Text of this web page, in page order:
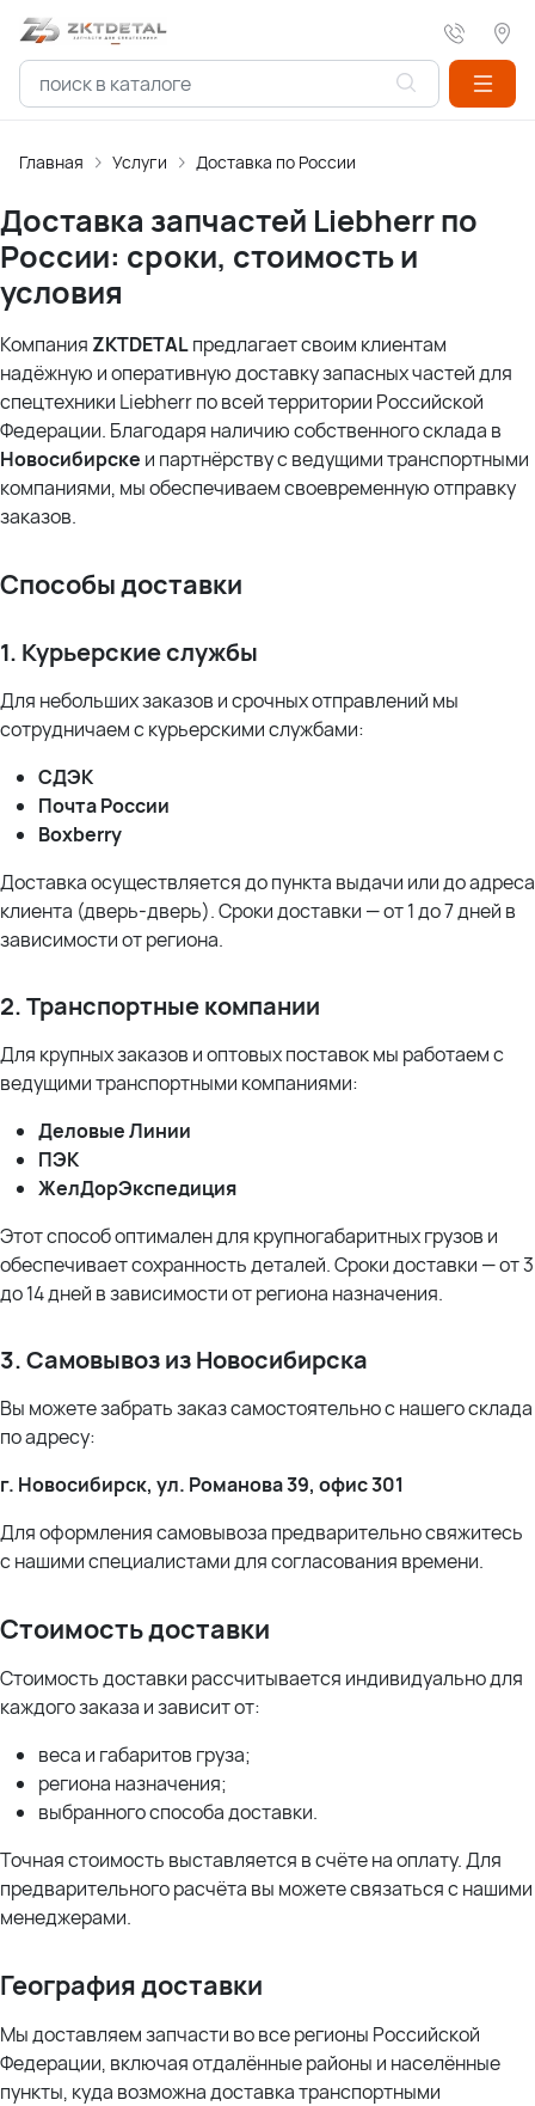
Главная Услуги Доставка по России
Доставка запчастей Liebherr по
России: сроки, стоимость и
условия
Компания ZKTDETALпредлагает своим клиентам
надёжную и оперативную доставку запасных частей для
спецтехники Liebherr по всей территории Российской
Федерации. Благодаря наличию собственного склада в
Новосибирске и партнёрству с ведущими транспортными
компаниями, мы обеспечиваем своевременную отправку
заказов.
Способы доставки
1. Курьерские службы
Для небольших заказов и срочных отправлений мы
сотрудничаем с курьерскими службами:
СДЭК
Почта России
Boxberry
Доставка осуществляется до пункта выдачи или до адреса
клиента (дверь-дверь). Сроки доставки — от 1 до 7 дней в
зависимости от региона.
2. Транспортные компании
Для крупных заказов и оптовых поставок мы работаем с
ведущими транспортными компаниями:
Деловые Линии
ПЭК
ЖелДорЭкспедиция
Этот способ оптимален для крупногабаритных грузов и
обеспечивает сохранность деталей. Сроки доставки — от 3
до 14 дней в зависимости от региона назначения.
3. Самовывоз из Новосибирска
Вы можете забрать заказ самостоятельно с нашего склада
по адресу:
г. Новосибирск, ул. Романова 39, офис 301
Для оформления самовывоза предварительно свяжитесь
с нашими специалистами для согласования времени.
Стоимость доставки
Стоимость доставки рассчитывается индивидуально для
каждого заказа и зависит от:
веса и габаритов груза;
региона назначения;
выбранного способа доставки.
Точная стоимость выставляется в счёте на оплату. Для
предварительного расчёта вы можете связаться с нашими
менеджерами.
География доставки
Мы доставляем запчасти во все регионы Российской
Федерации, включая отдалённые районы и населённые
пункты, куда возможна доставка транспортными